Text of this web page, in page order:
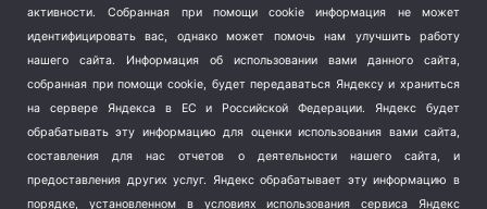
Флот (76)
Школа и спорт (2)
Экология (8)
Экономика (1172)
активности.
Собранная при помощи cookie информация не может
идентифицировать вас, однако может помочь нам улучшить работу
нашего сайта. Информация об использовании вами данного сайта,
собранная при помощи cookie, будет передаваться Яндексу и храниться
на сервере Яндекса в ЕС и Российской Федерации. Яндекс будет
обрабатывать эту информацию для оценки использования вами сайта,
составления для нас отчетов о деятельности нашего сайта, и
предоставления других услуг. Яндекс обрабатывает эту информацию в
порядке, установленном в условиях использования сервиса Яндекс